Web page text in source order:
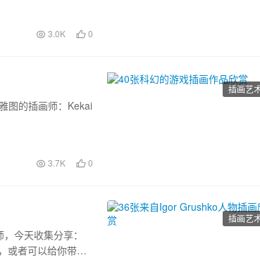
3.0K 0
插画艺
图的插画师：Kekai
3.7K 0
插画艺
今天收集分享：
或者可以给你带来